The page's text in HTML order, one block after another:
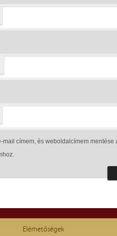
mail címem, és weboldalcímem
Elérhetőségek